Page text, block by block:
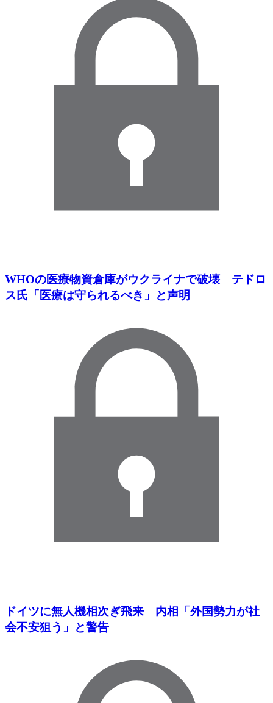
WHOの医療物資倉庫がウクライナで破壊 テドロ
ス氏「医療は守られるべき」と声明
ドイツに無人機相次ぎ飛来 内相「外国勢力が社
会不安狙う」と警告